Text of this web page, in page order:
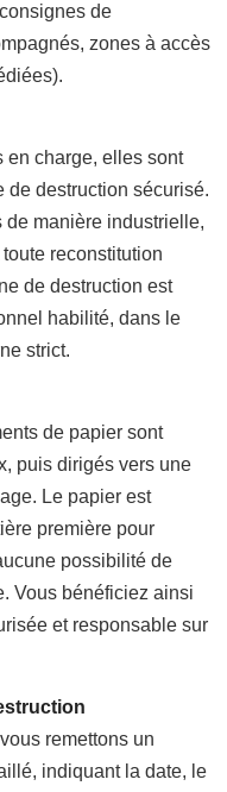
de
zones à accès
en charge, elles sont
de destruction sécurisé.
de manière industrielle,
reconstitution
de destruction est
habilité, dans le
strict.
de papier sont
puis dirigés vers une
Le papier est
première pour
possibilité de
Vous bénéficiez ainsi
et responsable sur
remettons un
indiquant la date, le